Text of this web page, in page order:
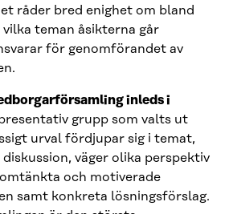
råder bred enighet om bland
teman åsikterna går
för genomförandet av
inleds i
grupp som valts ut
urval fördjupar sig i temat,
väger olika perspektiv
och motiverade
samt konkreta lösningsförslag.